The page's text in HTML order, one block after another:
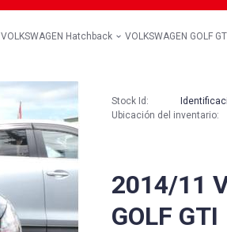
VOLKSWAGEN Hatchback VOLKSWAGEN GOLF GTI
2014/11
GOLF GTI
Stock Id:
Ubicación del inventario: